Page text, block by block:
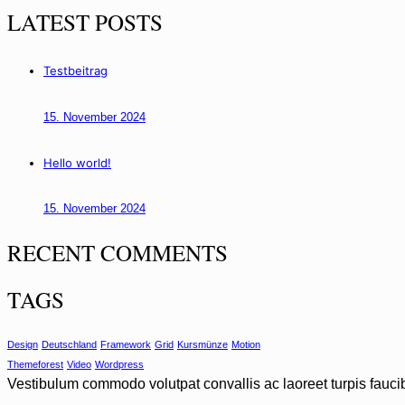
LATEST POSTS
Testbeitrag
15. November 2024
Hello world!
15. November 2024
RECENT COMMENTS
TAGS
Design Deutschland Framework Grid Kursmünze Motion
Themeforest Video Wordpress
Vestibulum commodo volutpatconvallis ac laoreet turpis